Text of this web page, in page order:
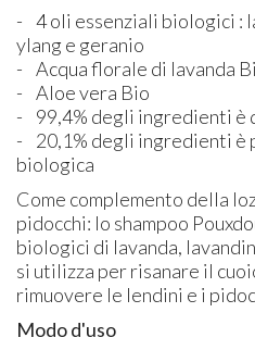
- 4 oli essenziali biologici :
ylang e geranio
- Acqua florale di lavanda
- Aloe vera Bio
- 99,4% degli ingredienti è
- 20,1% degli ingredienti è
biologica
Come complemento della
pidocchi: lo shampoo
biologici di lavanda,
si utilizza per risanare il
rimuovere le lendini e i
Modo d'uso